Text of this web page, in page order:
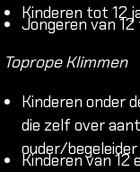
Kinderen tot 12
Jongeren van
Toprope Klimmen
Kinderen onder
die zelf over
ouder/
Kinderen van 12